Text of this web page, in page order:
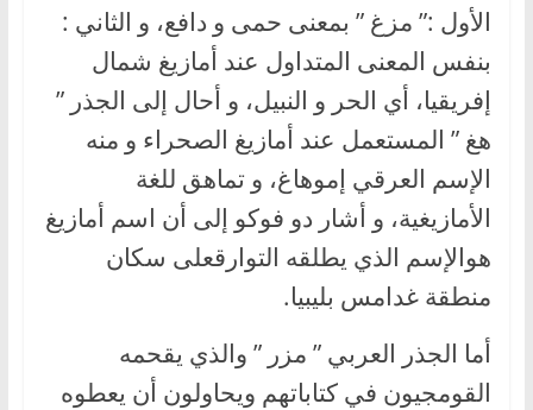
الأول :” مزغ ” بمعنى حمى و دافع، و الثاني :
بنفس المعنى المتداول عند أمازيغ شمال
إفريقيا، أي الحر و النبيل، و أحال إلى الجذر ”
هغ ” المستعمل عند أمازيغ الصحراء و منه
الإسم العرقي إموهاغ، و تماهق للغة
الأمازيغية، و أشار دو فوكو إلى أن اسم أمازيغ
هوالإسم الذي يطلقه التوارقعلى سكان
منطقة غدامس بليبيا.
أما الجذر العربي ” مزر ” والذي يقحمه
القومجيون في كتاباتهم ويحاولون أن يعطوه